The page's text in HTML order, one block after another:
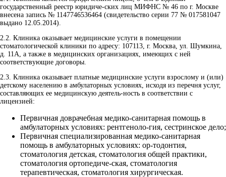
государственный реестр юридиче-ских лиц МИФНС № 46 по г. Москве
внесена запись № 1147746536464 (свидетельство серии 77 № 017581047
выдано 12.05.2014).
2.2. Клиника оказывает медицинские услуги в помещении
стоматологической клиники по адресу: 107113, г. Москва, ул. Шумкина,
д. 11А, а также в медицинских организациях, имеющих с ней
соответствующие договоры.
2.3. Клиника оказывает платные медицинские услуги взрослому и (или)
детскому населению в амбулаторных условиях, исходя из перечня услуг,
составляющих ее медицинскую деятель-ность в соответствии с
лицензией:
Первичная доврачебная медико-санитарная помощь в
амбулаторных условиях: рентгеноло-гия, сестринское дело;
Первичная специализированная медико-санитарная
помощь в амбулаторных условиях: ор-тодонтия,
стоматология детская, стоматология общей практики,
стоматология ортопедиче-ская, стоматология
терапевтическая, стоматология хирургическая.